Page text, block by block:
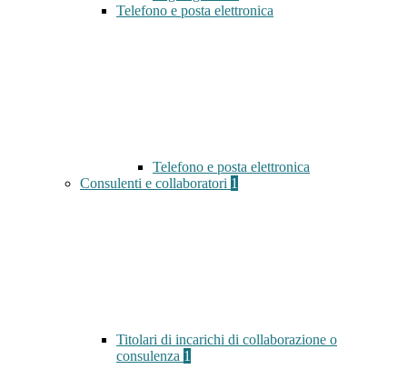
Telefono e posta elettronica
Telefono e posta elettronica
Consulenti e collaboratori 1
Titolari di incarichi di collaborazione o
consulenza 1